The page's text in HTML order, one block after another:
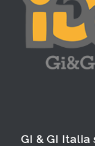
GI & GI Italia